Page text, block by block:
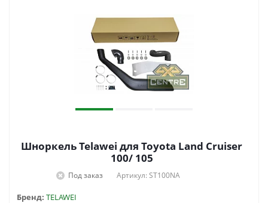
Шноркель Telawei для Toyota Land Cruiser
100/ 105
Под заказ Артикул: ST100NA
Бренд: TELAWEI